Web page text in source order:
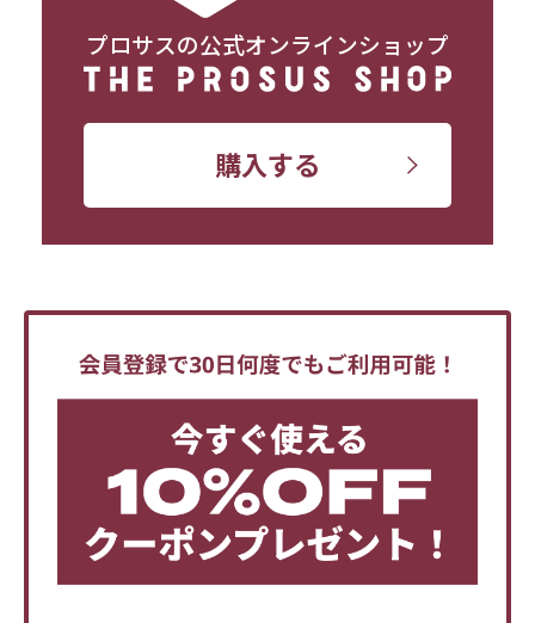
プロサスの公式オンラインショップ
購入する